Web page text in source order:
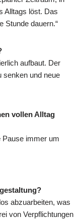
Alltags löst. Das
Stunde dauern.“
aufbaut. Der
senken und neue
vollen Alltag
Pause immer um
abzuarbeiten, was
von Verpflichtungen